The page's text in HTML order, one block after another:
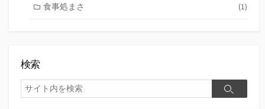
食事処まさ (1)
検索
検
索
検